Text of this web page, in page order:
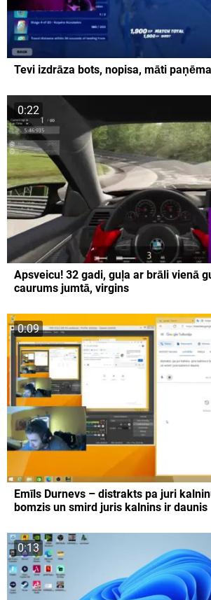
Tevi izdrāza bots, nopisa, māti
0:22
Apsveicu! 32 gadi, guļa ar brāli vienā
caurums jumtā, virgins
0:09
Emīls Durnevs – distrakts pa juri
bomzis un smird juris kalnins ir daunis
0:13